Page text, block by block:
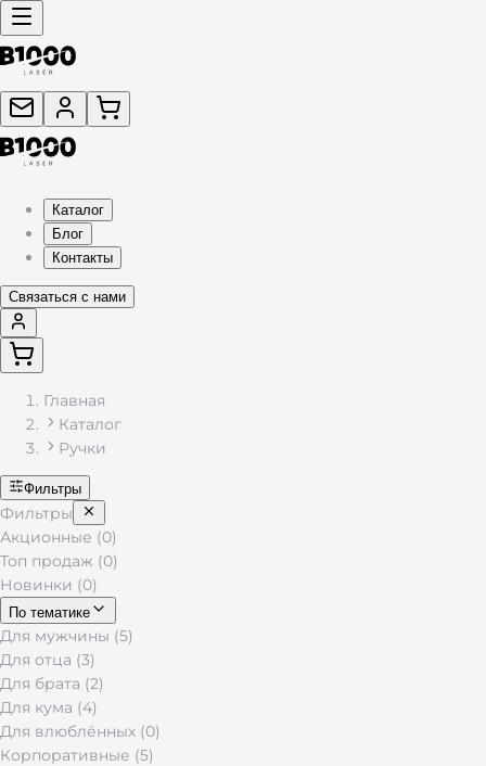
Каталог
Блог
Контакты
Связаться с нами
Главная
Каталог
Ручки
Фильтры
Фильтры
Акционные (0)
Топ продаж (0)
Новинки (0)
По тематике
Для мужчины (5)
Для отца (3)
Для брата (2)
Для кума (4)
Для влюблённых (0)
Корпоративные (5)